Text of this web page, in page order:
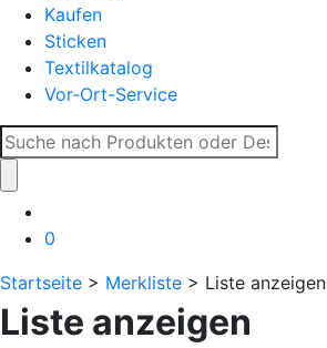
Kaufen
Sticken
Textilkatalog
Vor-Ort-Service
Suche
nach:
0
Startseite > Merkliste > Liste anzeigen
Liste anzeigen